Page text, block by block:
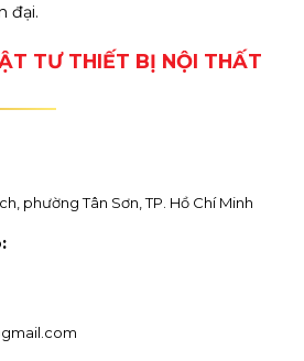
đại.
TƯ THIẾT BỊ NỘI THẤT
phường Tân Sơn, TP. Hồ Chí Minh